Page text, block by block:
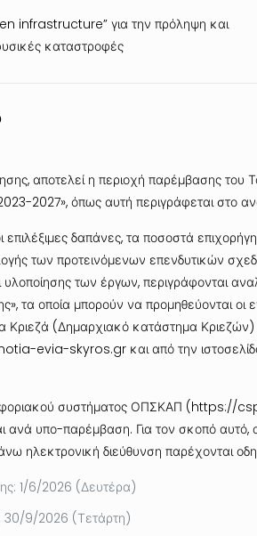
infrastructure” για την πρόληψη και
καταστροφές
αποτελεί η περιοχή παρέμβασης του
2027», όπως αυτή περιγράφεται στο
δαπάνες, τα ποσοστά
των προτεινόμενων επενδυτικών
των έργων, περιγράφονται
τα οποία μπορούν να προμηθεύονται οι
Κριεζά (Δημαρχιακό κατάστημα Κριεζών
evia-skyros.gr και από την
συστήματος ΟΠΣΚΑΠ (https://
υπο-παρέμβαση. Για τον σκοπό αυτό,
διεύθυνση παρέχονται
1/6/2026 (Δευτέρα)
30/9/2026 (Τετάρτη)